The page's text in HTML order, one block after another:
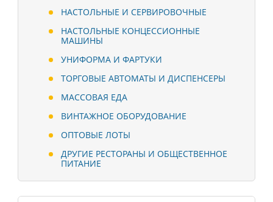
НАСТОЛЬНЫЕ И СЕРВИРОВОЧНЫЕ
НАСТОЛЬНЫЕ КОНЦЕССИОННЫЕ
МАШИНЫ
УНИФОРМА И ФАРТУКИ
ТОРГОВЫЕ АВТОМАТЫ И ДИСПЕНСЕРЫ
МАССОВАЯ ЕДА
ВИНТАЖНОЕ ОБОРУДОВАНИЕ
ОПТОВЫЕ ЛОТЫ
ДРУГИЕ РЕСТОРАНЫ И ОБЩЕСТВЕННОЕ
ПИТАНИЕ